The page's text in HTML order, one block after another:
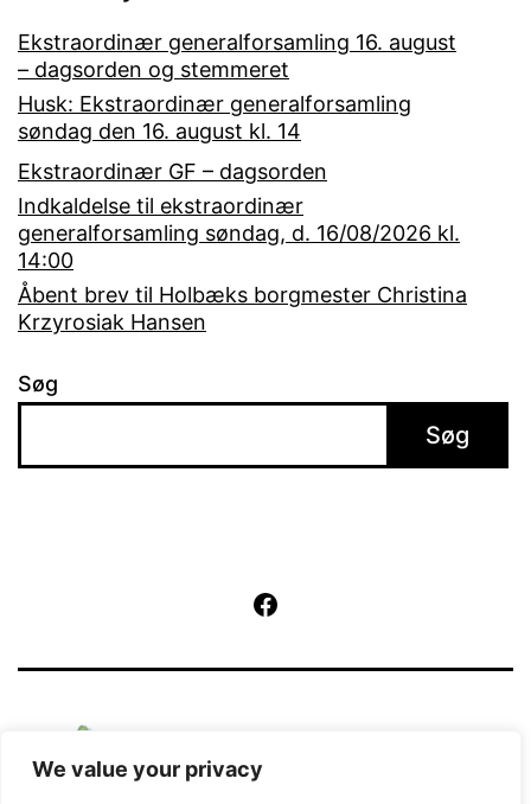
We value your privacy
Ekstraordinær generalforsamling 16. august
– dagsorden og stemmeret
Husk: Ekstraordinær generalforsamling
søndag den 16. august kl. 14
Ekstraordinær GF – dagsorden
Indkaldelse til ekstraordinær
generalforsamling søndag, d. 16/08/2026 kl.
14:00
Åbent brev til Holbæks borgmester Christina
Krzyrosiak Hansen
Søg
Søg